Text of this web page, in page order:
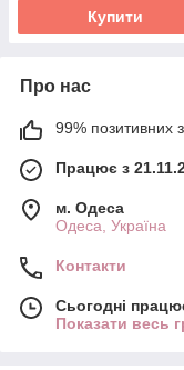
Купити
Про нас
99% позитивних з
Працює з
м. Одеса
Одеса, Україна
Контакти
Сьогодні
Показати весь